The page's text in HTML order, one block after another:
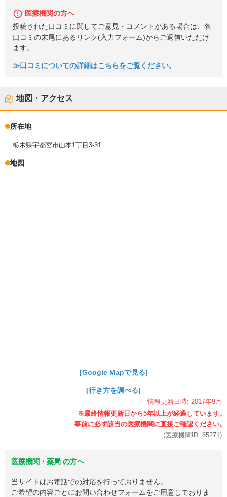
医療機関の方へ
投稿された口コミに関してご意見・コメントがある場合は、各
口コミの末尾にあるリンク(入力フォーム)からご返信いただけ
ます。
≫口コミについての詳細はこちらをご覧ください。
地図・アクセス
所在地
栃木県宇都宮市山本1丁目3-31
地図
[Google Mapで見る]
[行き方を調べる]
情報更新日時: 2017年9月
(医療機関ID: 65271)
医療機関・薬局 の方へ
当サイトはお電話での対応を行っておりません。
ご希望の内容ごとにお問い合わせフォームをご用意しておりま